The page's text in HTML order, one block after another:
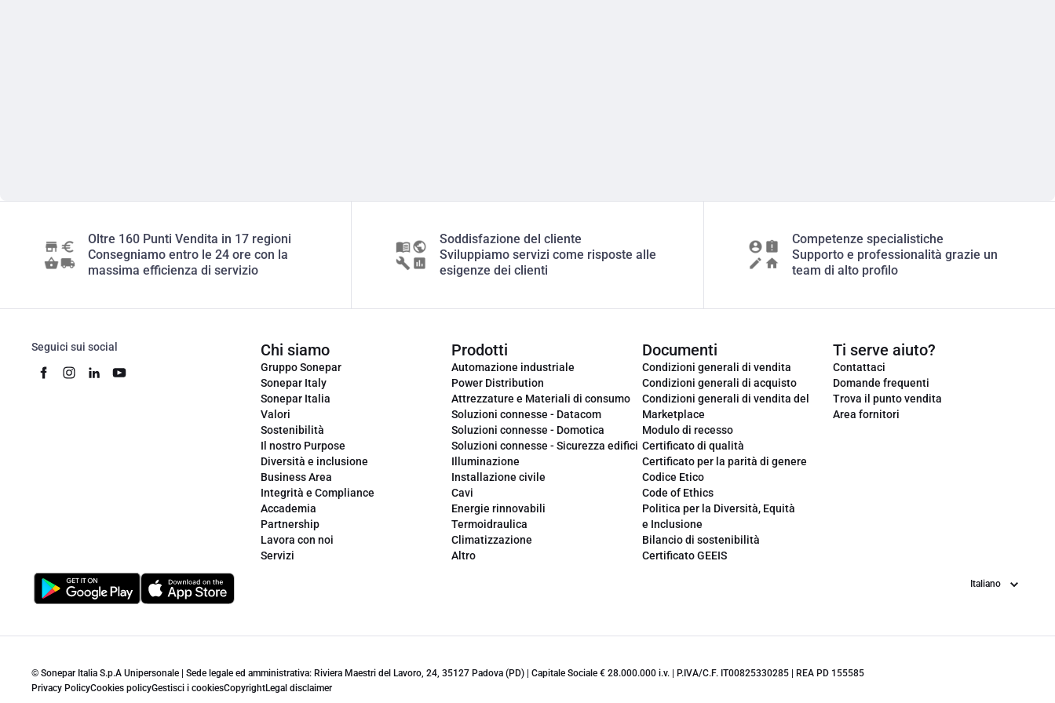
Oltre 160 Punti Vendita in 17 regioni
Consegniamo entro le 24 ore con la
massima efficienza di servizio
Soddisfazione del cliente
Sviluppiamo servizi come risposte alle
esigenze dei clienti
Competenze specialistiche
Supporto e professionalità grazie un
team di alto profilo
Seguici sui social Chi siamo
Gruppo Sonepar
Sonepar Italy
Sonepar Italia
Valori
Sostenibilità
Il nostro Purpose
Diversità e inclusione
Business Area
Integrità e Compliance
Accademia
Partnership
Lavora con noi
Servizi
Prodotti
Automazione industriale
Power Distribution
Attrezzature e Materiali di consumo
Soluzioni connesse - Datacom
Soluzioni connesse - Domotica
Soluzioni connesse - Sicurezza edifici
Illuminazione
Installazione civile
Cavi
Energie rinnovabili
Termoidraulica
Climatizzazione
Altro
Documenti
Condizioni generali di vendita
Condizioni generali di acquisto
Condizioni generali di vendita del
Marketplace
Modulo di recesso
Certificato di qualità
Certificato per la parità di genere
Codice Etico
Code of Ethics
Politica per la Diversità, Equità
e Inclusione
Bilancio di sostenibilità
Certificato GEEIS
Ti serve aiuto?
Contattaci
Domande frequenti
Trova il punto vendita
Area fornitori
Lingua
© Sonepar Italia S.p.A Unipersonale | Sede legale ed amministrativa: Riviera Maestri del Lavoro, 24, 35127 Padova (PD) | Capitale Sociale € 28.000.000 i.v. | P.IVA/C.F. IT00825330285 | REA PD 155585
Privacy PolicyCookies policyGestisci i cookiesCopyrightLegal disclaimer